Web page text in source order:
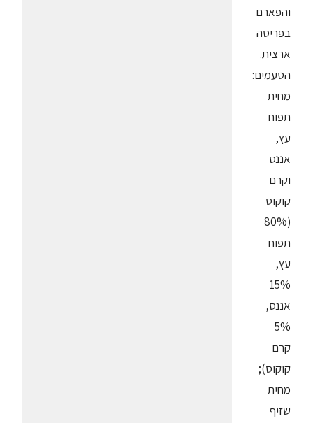
והפארם
בפריסה
ארצית.
הטעמים:
מחית
תפוח
עץ,
אננס
וקרם
קוקוס
(80%
תפוח
עץ,
15%
אננס,
5%
קרם
קוקוס);
מחית
שזיף